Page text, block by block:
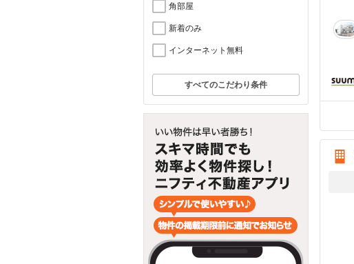
角部屋
新着のみ
インターネット無料
すべてのこだわり条件